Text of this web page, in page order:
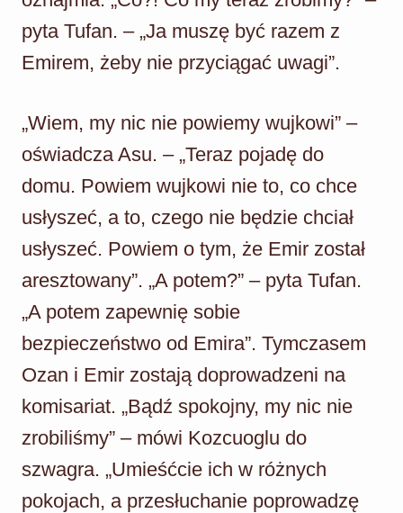
pyta Tufan. – „Ja muszę być razem z
Emirem, żeby nie przyciągać uwagi”.
„Wiem, my nic nie powiemy wujkowi” –
oświadcza Asu. – „Teraz pojadę do
domu. Powiem wujkowi nie to, co chce
usłyszeć, a to, czego nie będzie chciał
usłyszeć. Powiem o tym, że Emir został
aresztowany”. „A potem?” – pyta Tufan.
„A potem zapewnię sobie
bezpieczeństwo od Emira”. Tymczasem
Ozan i Emir zostają doprowadzeni na
komisariat. „Bądź spokojny, my nic nie
zrobiliśmy” – mówi Kozcuoglu do
szwagra. „Umieśćcie ich w różnych
pokojach, a przesłuchanie poprowadzę